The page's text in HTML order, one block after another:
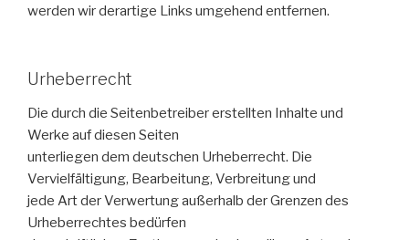
werden wir derartige Links umgehend entfernen.
Urheberrecht
Die durch die Seitenbetreiber erstellten Inhalte und
Werke auf diesen Seiten
unterliegen dem deutschen Urheberrecht. Die
Vervielfältigung, Bearbeitung, Verbreitung und
jede Art der Verwertung außerhalb der Grenzen des
Urheberrechtes bedürfen